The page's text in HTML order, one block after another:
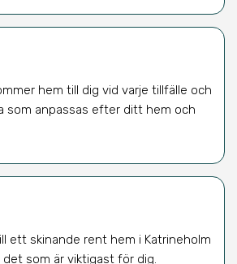
hem till dig vid varje tillfälle och
som anpassas efter ditt hem och
ett skinande rent hem i Katrineholm
som är viktigast för dig.